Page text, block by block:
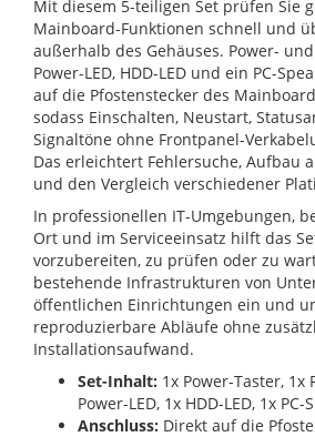
Mit diesem 5-teiligen Set prüfen Sie
Mainboard-Funktionen schnell und
außerhalb des Gehäuses. Power-
Power-LED, HDD-LED und ein PC-
auf die Pfostenstecker des
sodass Einschalten, Neustart,
Signaltöne ohne Frontpanel-
Das erleichtert Fehlersuche, Aufbau
und den Vergleich verschiedener
In professionellen IT-Umgebungen,
Ort und im Serviceeinsatz hilft das
vorzubereiten, zu prüfen oder zu
bestehende Infrastrukturen von
öffentlichen Einrichtungen ein und
reproduzierbare Abläufe ohne
Installationsaufwand.
Set-Inhalt: 1x Power-Taster, 1x
Power-LED, 1x HDD-LED, 1x PC-
Anschluss: Direkt auf die